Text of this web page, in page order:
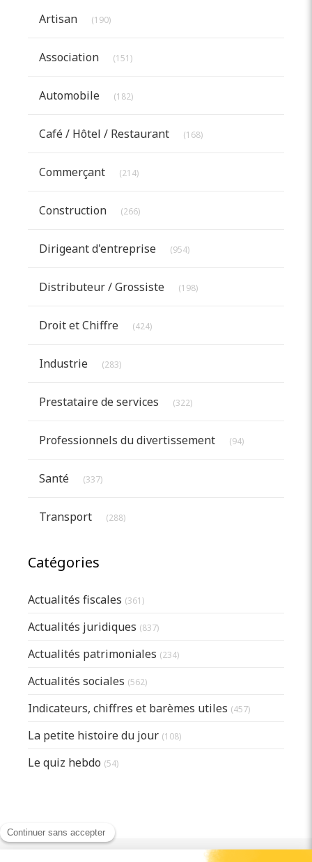
Artisan (190)
Association (151)
Automobile (182)
Café / Hôtel / Restaurant (168)
Commerçant (214)
Construction (266)
Dirigeant d'entreprise (954)
Distributeur / Grossiste (198)
Droit et Chiffre (424)
Industrie (283)
Prestataire de services (322)
Professionnels du divertissement (94)
Santé (337)
Transport (288)
Catégories
Actualités fiscales (361)
Actualités juridiques (837)
Actualités patrimoniales (234)
Actualités sociales (562)
Indicateurs, chiffres et barèmes utiles (457)
La petite histoire du jour (108)
Le quiz hebdo (54)